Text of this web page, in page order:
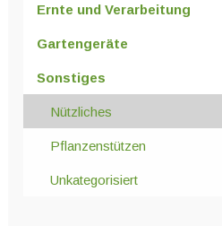
Ernte und Verarbeitung
Gartengeräte
Sonstiges
Nützliches
Pflanzenstützen
Unkategorisiert